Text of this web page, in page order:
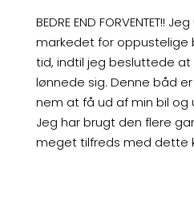
BEDRE END FORVENTET!!
markedet for oppustelige
tid, indtil jeg besluttede
lønnede sig. Denne båd
nem at få ud af min bil og
Jeg har brugt den flere
meget tilfreds med dette